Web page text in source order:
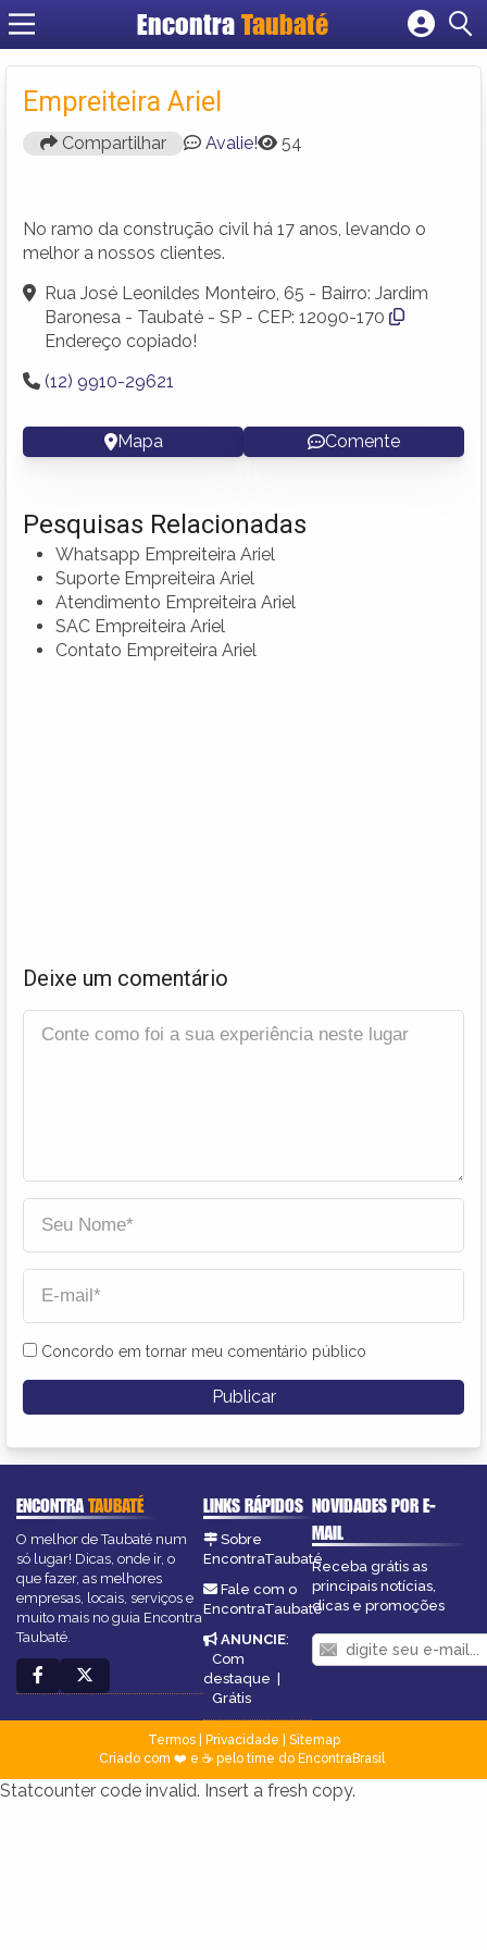
EncontraTaubaté
Cadastrar empresa
Empreiteira Ariel
Compartilhar Avalie! 54
No ramo da construção civil há 17 anos, levando o
melhor a nossos clientes.
Rua José Leonildes Monteiro, 65 - Bairro: Jardim
Baronesa - Taubaté - SP - CEP: 12090-170
Endereço copiado!
(12) 9910-29621
Mapa Comente
Pesquisas Relacionadas
Whatsapp Empreiteira Ariel
Suporte Empreiteira Ariel
Atendimento Empreiteira Ariel
SAC Empreiteira Ariel
Contato Empreiteira Ariel
Deixe um comentário
Concordo em tornar meu comentário público
ENCONTRATAUBATÉ
O melhor de Taubaté num
só lugar! Dicas, onde ir, o
que fazer, as melhores
empresas, locais, serviços e
muito mais no guia Encontra
Taubaté.
LINKS RÁPIDOS
Sobre
EncontraTaubaté
Fale com o
EncontraTaubaté
ANUNCIE:
Com
destaque |
Grátis
NOVIDADES POR E-
MAIL
Receba grátis as
principais notícias,
dicas e promoções
Termos| Privacidade
Sitemap
Criado com ❤️ e ☕ pelo time do EncontraBrasil
Statcounter code invalid. Insert a fresh copy.